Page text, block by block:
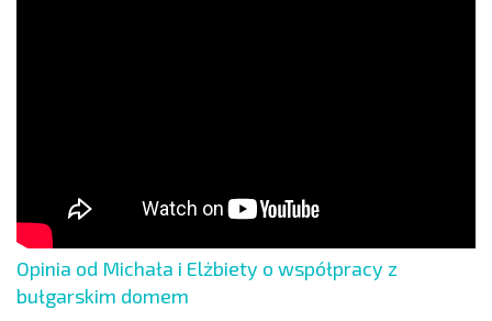
Opinia od Michała i Elżbiety o współpracy z
bułgarskim domem